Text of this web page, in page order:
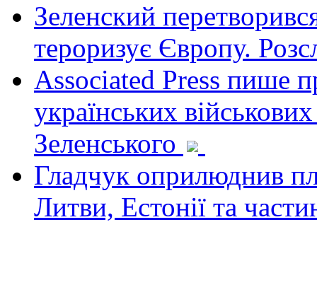
Зеленский
тероризує Європу.
Associated Press пише
українських
Зеленського
Гладчук оприлюднив
Литви, Естонії та